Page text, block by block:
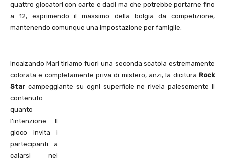
quattro giocatori con carte e dadi ma che potrebbe portarne fino
a 12, esprimendo il massimo della bolgia da competizione,
mantenendo comunque una impostazione per famiglie.
Incalzando Mari tiriamo fuori una seconda scatola estremamente
colorata e completamente priva di mistero, anzi, la dicitura Rock
Star campeggiante su ogni superficie ne rivelapalesemente il
contenuto
quanto
l’intenzione. Il
gioco invita i
partecipanti a
calarsi nei